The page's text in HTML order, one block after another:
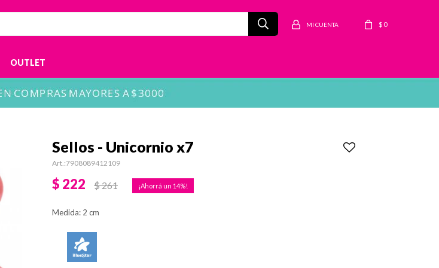
OUTLET
$ 0
Sellos - Unicornio x7
7908089412109
$ 222 $261 14
Medida: 2 cm